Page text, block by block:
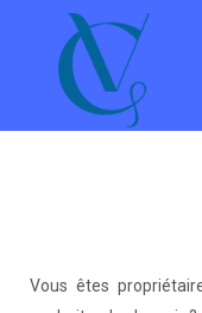
Vous êtes